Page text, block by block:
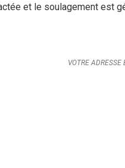
et le soulagement est